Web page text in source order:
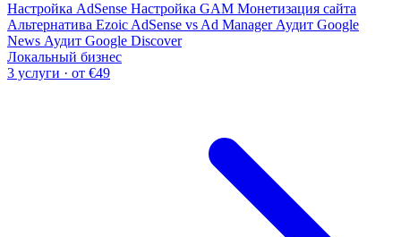
Настройка AdSense Настройка GAM Монетизация сайта
Альтернатива Ezoic AdSense vs Ad Manager Аудит Google
News Аудит Google Discover
Локальный бизнес
3 услуги · от €49